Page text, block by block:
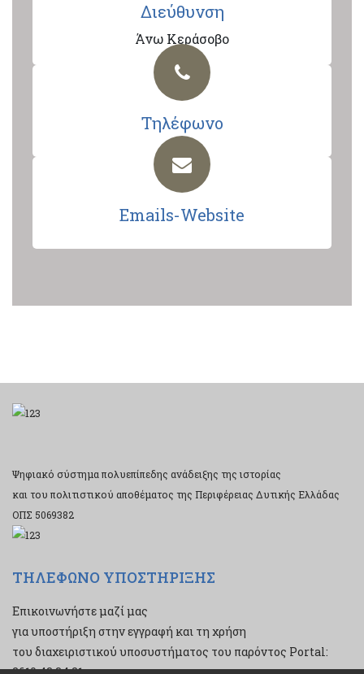
Διεύθυνση
Άνω Κεράσοβο
Τηλέφωνο
Emails-Website
Ψηφιακό σύστημα πολυεπίπεδης ανάδειξης της ιστορίας
και του πολιτιστικού αποθέματος της Περιφέρειας Δυτικής Ελλάδας
ΟΠΣ 5069382
ΤΗΛΕΦΩΝΟ ΥΠΟΣΤΗΡΙΞΗΣ
Επικοινωνήστε μαζί μας
για υποστήριξη στην εγγραφή και τη χρήση
του διαχειριστικού υποσυστήματος του παρόντος Portal: